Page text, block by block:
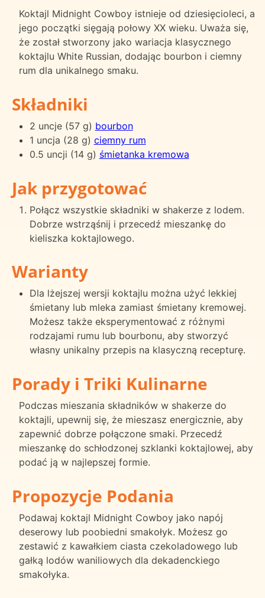
Koktajl Midnight Cowboy istnieje od dziesięcioleci, a
jego początki sięgają połowy XX wieku. Uważa się,
że został stworzony jako wariacja klasycznego
koktajlu White Russian, dodając bourbon i ciemny
rum dla unikalnego smaku.
Składniki
2 uncje (57 g) bourbon
1 uncja (28 g) ciemny rum
0.5 uncji (14 g) śmietanka kremowa
Jak przygotować
Połącz wszystkie składniki w shakerze z lodem.
Dobrze wstrząśnij i przecedź mieszankę do
kieliszka koktajlowego.
Warianty
Dla lżejszej wersji koktajlu można użyć lekkiej
śmietany lub mleka zamiast śmietany kremowej.
Możesz także eksperymentować z różnymi
rodzajami rumu lub bourbonu, aby stworzyć
własny unikalny przepis na klasyczną recepturę.
Porady i Triki Kulinarne
Podczas mieszania składników w shakerze do
koktajli, upewnij się, że mieszasz energicznie, aby
zapewnić dobrze połączone smaki. Przecedź
mieszankę do schłodzonej szklanki koktajlowej, aby
podać ją w najlepszej formie.
Propozycje Podania
Podawaj koktajl Midnight Cowboy jako napój
deserowy lub poobiedni smakołyk. Możesz go
zestawić z kawałkiem ciasta czekoladowego lub
gałką lodów waniliowych dla dekadenckiego
smakołyka.